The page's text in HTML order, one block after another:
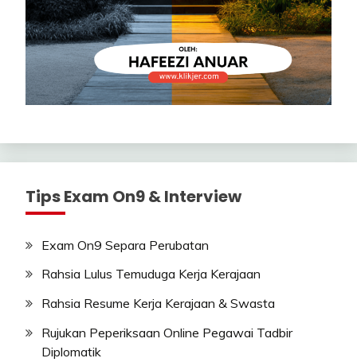
Tips Exam On9 & Interview
Exam On9 Separa Perubatan
Rahsia Lulus Temuduga Kerja Kerajaan
Rahsia Resume Kerja Kerajaan & Swasta
Rujukan Peperiksaan Online Pegawai Tadbir
Diplomatik